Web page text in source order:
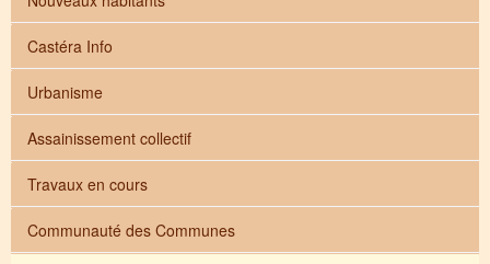
Castéra Info
Urbanisme
Assainissement collectif
Travaux en cours
Communauté des Communes